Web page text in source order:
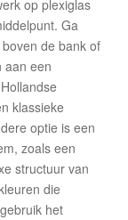
op plexiglas
Ga
de bank of
aan een
klassieke
optie is een
zoals een
structuur van
die
het